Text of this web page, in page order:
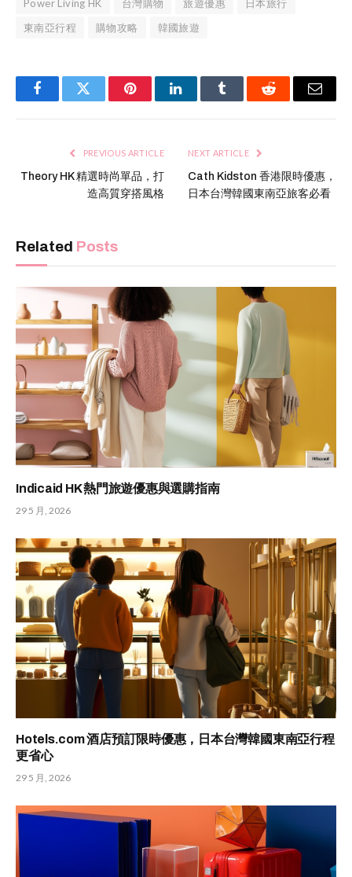
Power Living HK 台灣購物 旅遊優惠
日本旅行
東南亞行程
購物攻略 韓國旅遊
FacebookTwitter PinterestLinkedInTumblr Reddit Email
PREVIOUS ARTICLE
Theory HK 精選時尚單品，打
造高質穿搭風格
NEXT ARTICLE
Cath Kidston 香港限時優惠，
日本台灣韓國東南亞旅客必看
Related Posts
Indicaid HK 熱門旅遊優惠與選購指南
29 5 月, 2026
Hotels.com 酒店預訂限時優惠，日本台灣韓國東南亞行程
更省心
29 5 月, 2026